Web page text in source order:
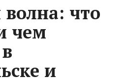
волна: что
чем
и